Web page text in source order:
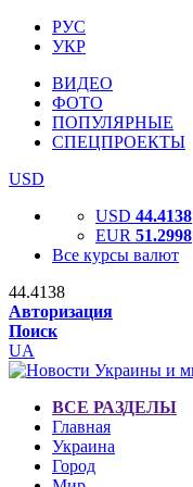
РУС
УКР
ВИДЕО
ФОТО
ПОПУЛЯРНЫЕ
СПЕЦПРОЕКТЫ
USD
USD 44.4138
EUR 51.2998
Все курсы валют
44.4138
Авторизация
Поиск
UA
ВСЕ РАЗДЕЛЫ
Главная
Украина
Город